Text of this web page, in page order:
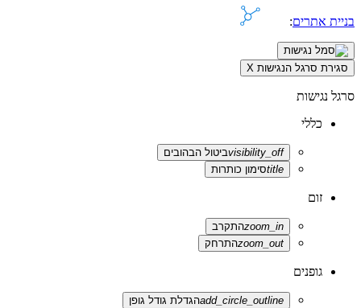
בניית אתרים:
סגירת סרגל הנגישות X
סרגל נגישות
כללי
visibility_offביטול הבהובים
titleסימון כותרות
זום
zoom_inהתקרב
zoom_outהתרחק
גופנים
add_circle_outlineהגדלת גודל גופן